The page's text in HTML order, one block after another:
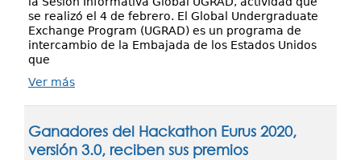
se realizó el 4 de febrero. El Global Undergraduate
Exchange Program (UGRAD) es un programa de
intercambio de la Embajada de los Estados Unidos
que
Ver más
Ganadores del Hackathon Eurus 2020,
versión 3.0, reciben sus premios